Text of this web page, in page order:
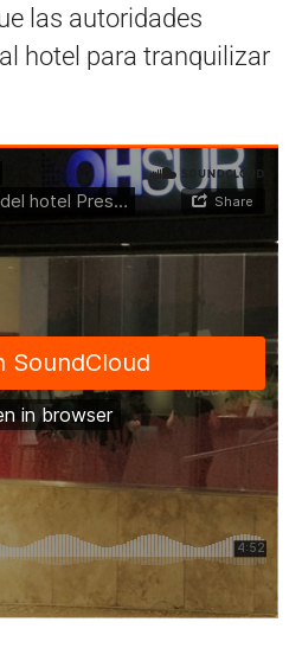
las autoridades
hotel para tranquilizar